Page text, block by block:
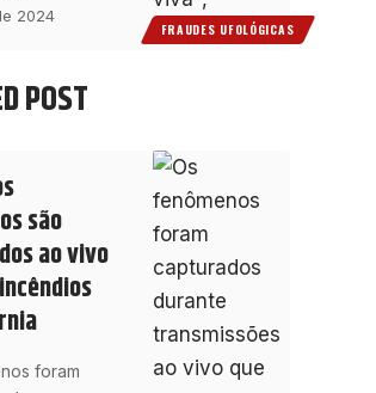
FRAUDES UFOLÓGICAS
2024
POST
são
ao vivo
foram